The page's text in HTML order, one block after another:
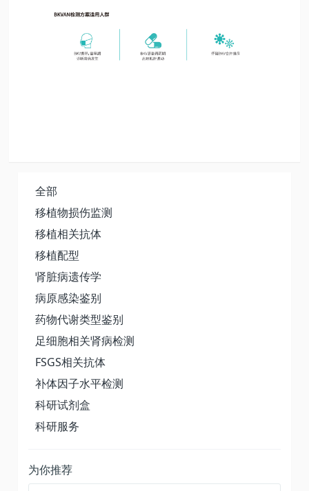
全部
移植物损伤监测
移植相关抗体
移植配型
肾脏病遗传学
病原感染鉴别
药物代谢类型鉴别
足细胞相关肾病检测
FSGS相关抗体
补体因子水平检测
科研试剂盒
科研服务
为你推荐